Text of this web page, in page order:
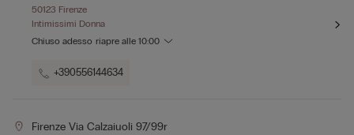
50123 Firenze
Intimissimi Donna
Chiuso adesso riapre alle 10:00
+390556144634
Firenze Via Calzaiuoli 97/99r